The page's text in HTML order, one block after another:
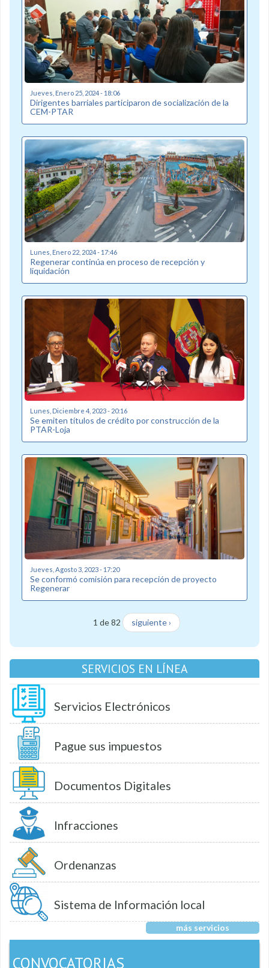
Jueves, Enero 25, 2024 - 18:06
Dirigentes barriales participaron de socialización de la
CEM-PTAR
Lunes, Enero 22, 2024 - 17:46
Regenerar continúa en proceso de recepción y
liquidación
Lunes, Diciembre 4, 2023 - 20:16
Se emiten títulos de crédito por construcción de la
PTAR-Loja
Jueves, Agosto 3, 2023 - 17:20
Se conformó comisión para recepción de proyecto
Regenerar
1 de 82 siguiente ›
SERVICIOS EN LÍNEA
Servicios Electrónicos
Pague sus impuestos
Documentos Digitales
Infracciones
Ordenanzas
Sistema de Información local
más servicios
CONVOCATORIAS